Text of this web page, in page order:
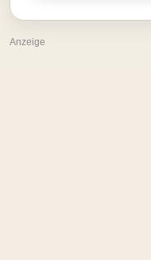
Anzeige